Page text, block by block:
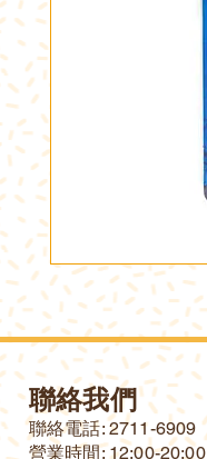
聯絡我們
​聯絡電話: 2711-6909
營業時間: 12:00-20:00